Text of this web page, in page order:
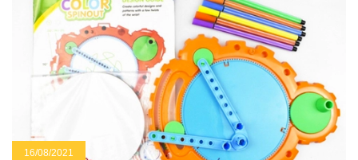
16/08/2021